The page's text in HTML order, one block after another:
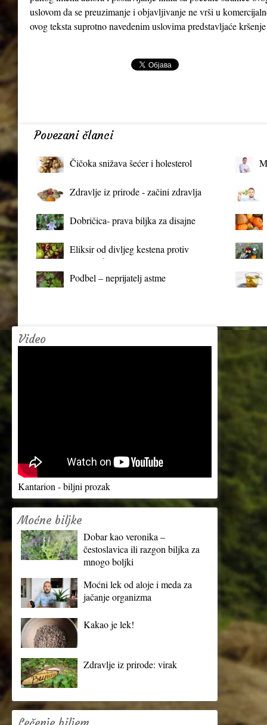
uslovom da se preuzimanje i objavljivanje ne vrši u
ovog teksta suprotno navedenim uslovima predstavljaće
Povezani članci
Čičoka snižava šećer i holesterol
Zdravlje iz prirode - začini zdravlja
Dobričica- prava biljka za disajne
Eliksir od divljeg kestena protiv
proširenih vena
Podbel – neprijatelj astme
Video
Kantarion - biljni prozak
Moćne biljke
Dobar kao veronika –
čestoslavica ili razgon biljka za
mnogo boljki
Moćni lek od aloje i meda za
jačanje organizma
Kakao je lek!
Zdravlje iz prirode: virak